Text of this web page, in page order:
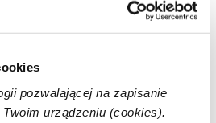
pozwalającej na zapisanie
urządzeniu (cookies).
5 V do czujników